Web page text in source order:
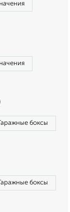
боксы
боксы